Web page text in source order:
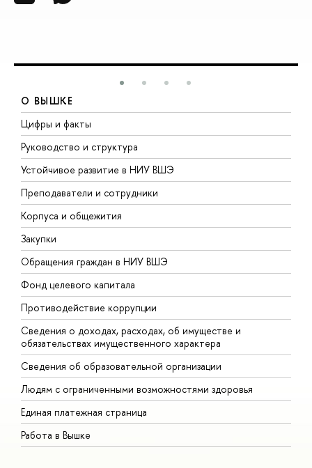
О ВЫШКЕ
Цифры и факты
Руководство и структура
Устойчивое развитие в НИУ ВШЭ
Преподаватели и сотрудники
Корпуса и общежития
Закупки
Обращения граждан в НИУ ВШЭ
Фонд целевого капитала
Противодействие коррупции
Сведения о доходах, расходах, об имуществе и
обязательствах имущественного характера
Сведения об образовательной организации
Людям с ограниченными возможностями здоровья
Единая платежная страница
Работа в Вышке